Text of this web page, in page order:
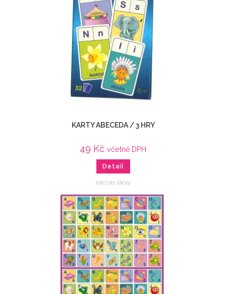
KARTY ABECEDA / 3 HRY
49 Kč včetně DPH
Detail
Věci do školy